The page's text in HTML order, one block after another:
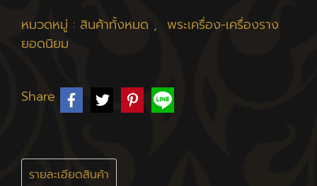
หมวดหมู่ : สินค้าทั้งหมด , พระเครื่อง-เครื่องราง
ยอดนิยม
Share
รายละเอียดสินค้า